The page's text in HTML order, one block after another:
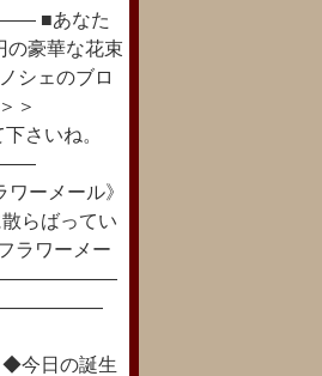
あなた
豪華な花束
シェのブロ
＞＞
さいね。
ーメール》
らばってい
ラワーメー
の誕生